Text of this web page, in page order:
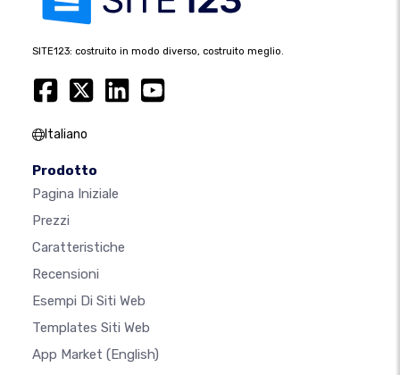
SITE123: costruito in modo diverso, costruito meglio.
Italiano
Prodotto
Pagina Iniziale
Prezzi
Caratteristiche
Recensioni
Esempi Di Siti Web
Templates Siti Web
App Market (English)